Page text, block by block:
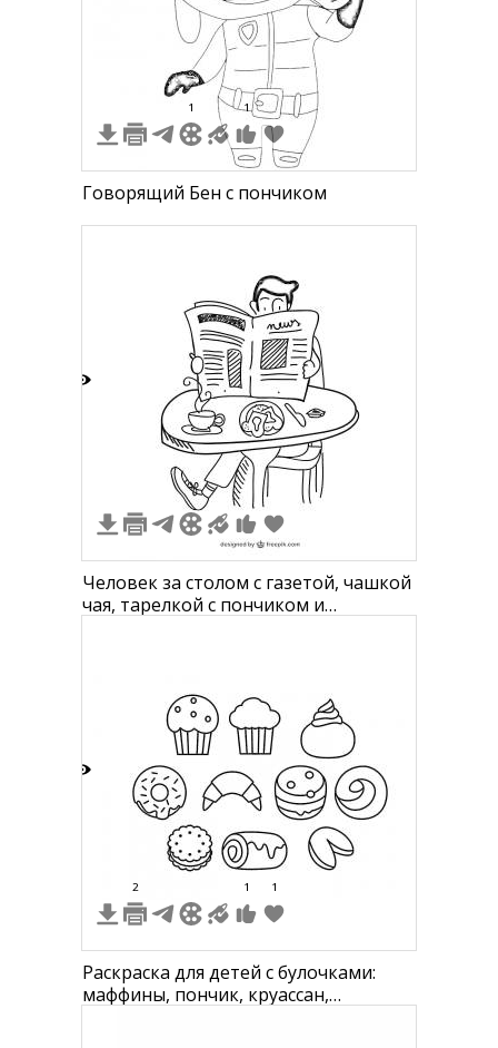
1 1
Говорящий Бен с пончиком
Человек за столом с газетой, чашкой
чая, тарелкой с пончиком и
2 1 1
Раскраска для детей с булочками:
маффины, пончик, круассан,